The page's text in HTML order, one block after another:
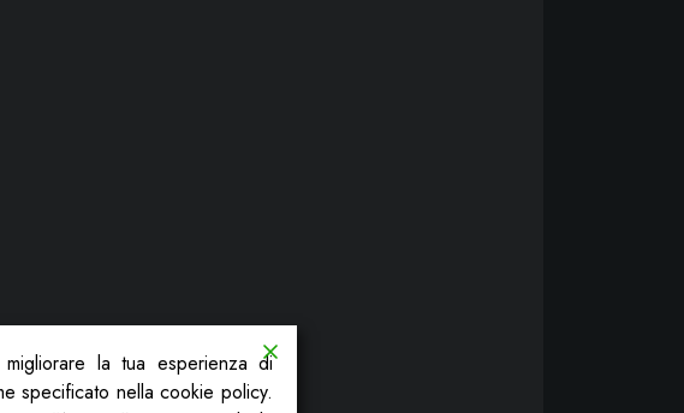
la tua esperienza di
specificato nella cookie policy.